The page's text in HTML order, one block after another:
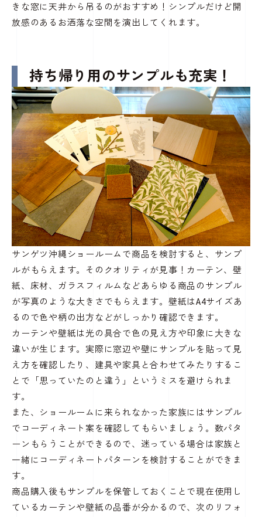
きな窓に天井から吊るのがおすすめ！シンプルだけど開
放感のあるお洒落な空間を演出してくれます。
持ち帰り用のサンプルも充実！
サンゲツ沖縄ショールームで商品を検討すると、サンプ
ルがもらえます。そのクオリティが見事！カーテン、壁
紙、床材、ガラスフィルムなどあらゆる商品のサンプル
が写真のような大きさでもらえます。壁紙はA4サイズあ
るので色や柄の出方などがしっかり確認できます。
カーテンや壁紙は光の具合で色の見え方や印象に大きな
違いが生じます。実際に窓辺や壁にサンプルを貼って見
え方を確認したり、建具や家具と合わせてみたりするこ
とで「思っていたのと違う」というミスを避けられま
す。
また、ショールームに来られなかった家族にはサンプル
でコーディネート案を確認してもらいましょう。数パタ
ーンもらうことができるので、迷っている場合は家族と
一緒にコーディネートパターンを検討することができま
す。
商品購入後もサンプルを保管しておくことで現在使用し
ているカーテンや壁紙の品番が分かるので、次のリフォ